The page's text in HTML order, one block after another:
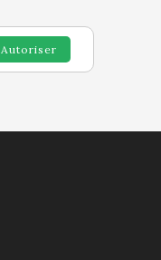
Autoriser